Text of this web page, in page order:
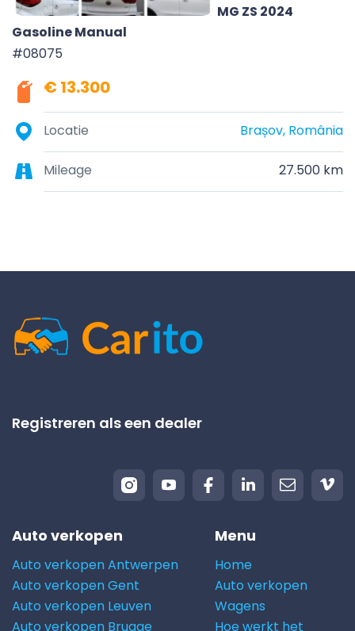
MG ZS 2024
Gasoline Manual
#08075
€ 13.300
Locatie Brașov, România
Mileage 27.500 km
Registreren als een dealer
Auto verkopen
Auto verkopen Antwerpen
Auto verkopen Gent
Auto verkopen Leuven
Auto verkopen Brugge
Menu
Home
Auto verkopen
Wagens
Hoe werkt het